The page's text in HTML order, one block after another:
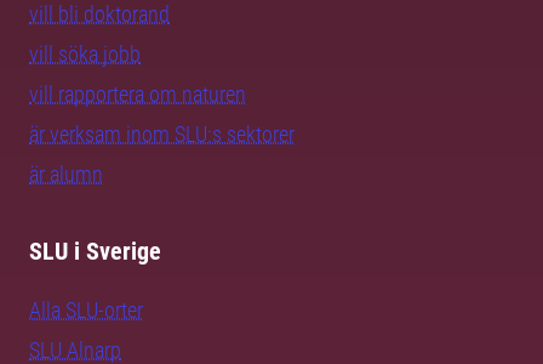
vill bli doktorand
vill söka jobb
vill rapportera om naturen
är verksam inom SLU:s sektorer
är alumn
SLU i Sverige
Alla SLU-orter
SLU Alnarp